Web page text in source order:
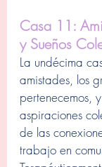
Casa 11:
y Sueños
La undécima
amistades, los
pertenecemos,
aspiraciones
de las
trabajo en